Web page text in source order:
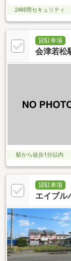
24時間セキュリティ
貸駐車場
会津若松
駅から徒歩1分以内
貸駐車場
エイブル